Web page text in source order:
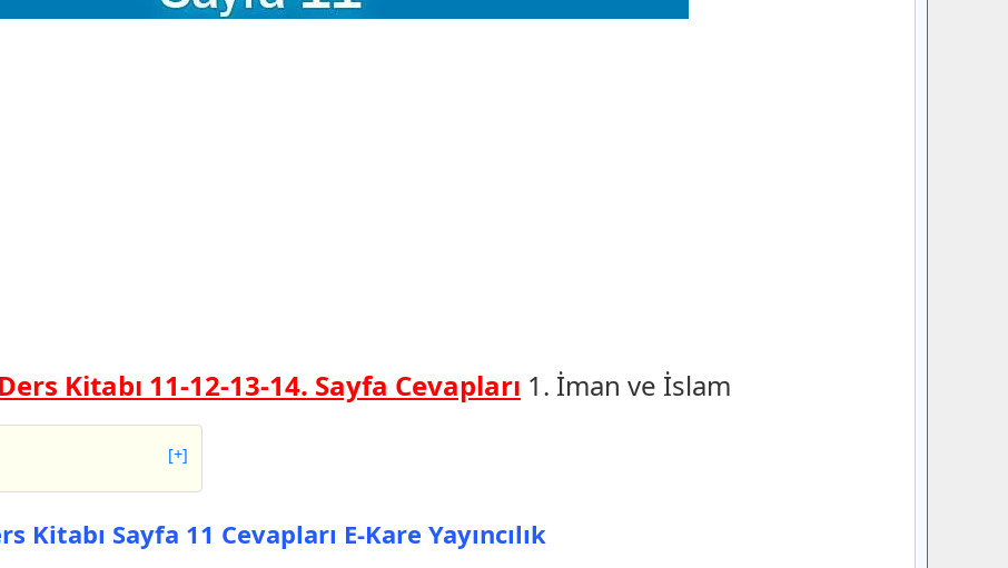
Kitabı 11-12-13-14. Sayfa Cevapları 1. İman ve İslam
[+]
Sayfa 11 Cevapları
Sayfa 11 Cevapları E-Kare Yayıncılık